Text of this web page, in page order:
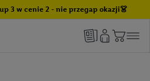
3 w cenie 2 - nie przegap okazji👗